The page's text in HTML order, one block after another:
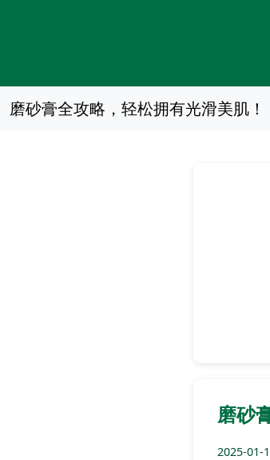
磨砂膏全攻略，轻松拥有光滑美肌！
磨砂
2025-01-